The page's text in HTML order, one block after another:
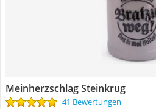
Meinherzschlag Steinkrug
41 Bewertungen